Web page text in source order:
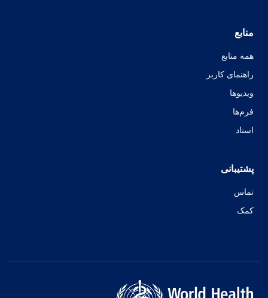
منابع
همه منابع
راهنمای کاربر
ویدیوها
فرم‌ها
اسناد
پشتیبانی
تماس
کمک